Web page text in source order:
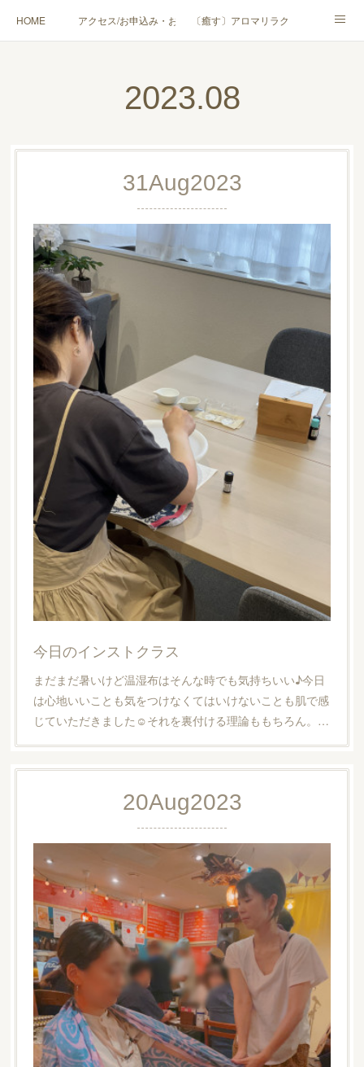
HOME アクセス/お申込み・お問合せ〔癒す〕アロマリラクゼーション
〔愉しむ〕アロマクラフトワークショップ〔使う〕実用アロマテラピー(全4回)
ハンモックタイ古式協会® 厚木校出張講座(個人／企業・団体)
2023.08
31Aug2023
今日のインストクラス
まだまだ暑いけど温湿布はそんな時でも気持ちいい♪今日
は心地いいことも気をつけなくてはいけないことも肌で感
じていただきました☺︎それを裏付ける理論ももちろん。…
20Aug2023